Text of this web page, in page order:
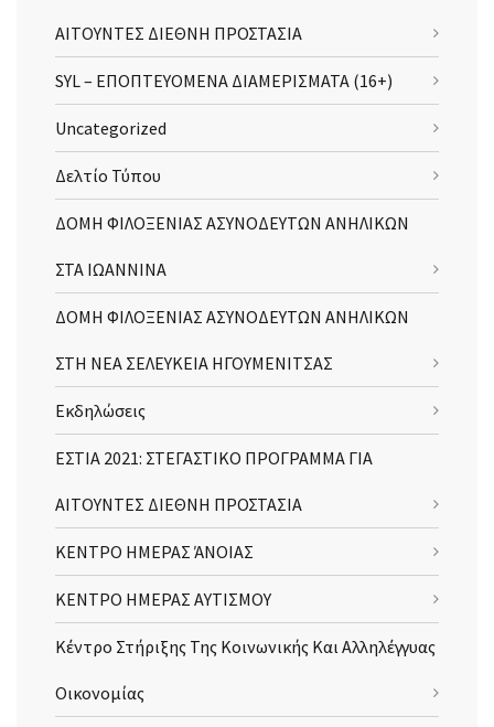
ΑΙΤΟΥΝΤΕΣ ΔΙΕΘΝΗ ΠΡΟΣΤΑΣΙΑ
SYL – ΕΠΟΠΤΕΥΟΜΕΝΑ ΔΙΑΜΕΡΙΣΜΑΤΑ (16+)
Uncategorized
Δελτίο Τύπου
ΔΟΜΗ ΦΙΛΟΞΕΝΙΑΣ ΑΣΥΝΟΔΕΥΤΩΝ ΑΝΗΛΙΚΩΝ
ΣΤΑ ΙΩΑΝΝΙΝΑ
ΔΟΜΗ ΦΙΛΟΞΕΝΙΑΣ ΑΣΥΝΟΔΕΥΤΩΝ ΑΝΗΛΙΚΩΝ
ΣΤΗ ΝΕΑ ΣΕΛΕΥΚΕΙΑ ΗΓΟΥΜΕΝΙΤΣΑΣ
Εκδηλώσεις
ΕΣΤΙΑ 2021: ΣΤΕΓΑΣΤΙΚΟ ΠΡΟΓΡΑΜΜΑ ΓΙΑ
ΑΙΤΟΥΝΤΕΣ ΔΙΕΘΝΗ ΠΡΟΣΤΑΣΙΑ
ΚΕΝΤΡΟ ΗΜΕΡΑΣ ΆΝΟΙΑΣ
ΚΕΝΤΡΟ ΗΜΕΡΑΣ ΑΥΤΙΣΜΟΥ
Κέντρο Στήριξης Της Κοινωνικής Και Αλληλέγγυας
Οικονομίας